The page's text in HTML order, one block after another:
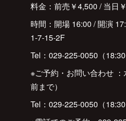
料金：前売￥4,500 / 当日
時間：開場 16:00 / 開演
1-7-15-2F
Tel：029-225-0050（18:30
※ご予約・お問い合わせ
前まで）
Tel：029-225-0050（18:30